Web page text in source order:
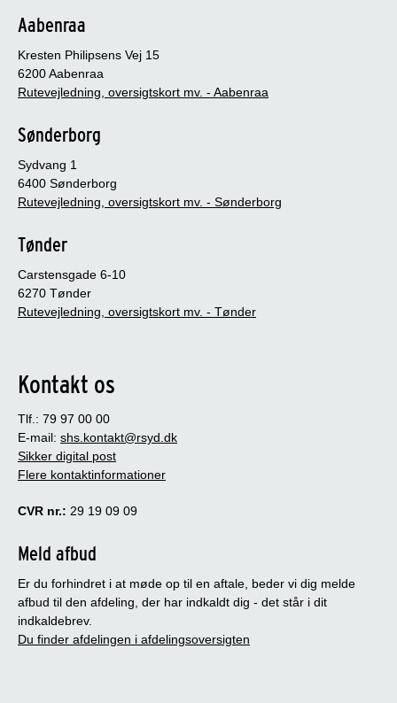
Aabenraa
Kresten Philipsens Vej 15
6200 Aabenraa
Rutevejledning, oversigtskort mv. - Aabenraa
Sønderborg
Sydvang 1
6400 Sønderborg
Rutevejledning, oversigtskort mv. - Sønderborg
Tønder
Carstensgade 6-10
6270 Tønder
Rutevejledning, oversigtskort mv. - Tønder
Kontakt os
Tlf.: 79 97 00 00
E-mail: shs.kontakt@rsyd.dk
Sikker digital post
Flere kontaktinformationer
CVR nr.: 29 19 09 09
Meld afbud
Er du forhindret i at møde op til en aftale, beder vi dig melde
afbud til den afdeling, der har indkaldt dig - det står i dit
indkaldebrev.
Du finder afdelingen i afdelingsoversigten